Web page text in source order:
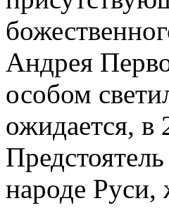
Андрея
особом
ожидается, в
народе